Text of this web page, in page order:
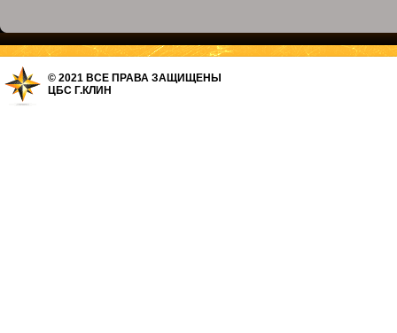
© 2021 ВСЕ ПРАВА ЗАЩИЩЕНЫ
ЦБС Г.КЛИН